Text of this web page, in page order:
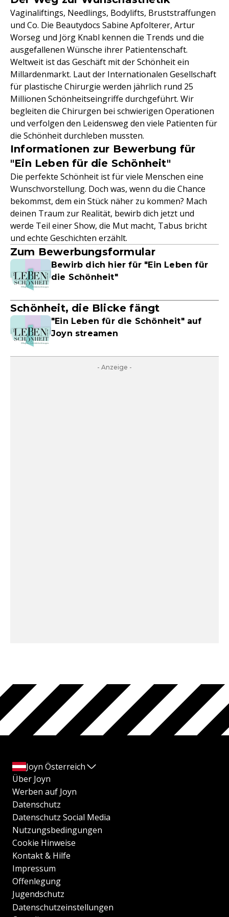
Vaginaliftings, Needlings, Bodylifts, Bruststraffungen
und Co. Die Beautydocs Sabine Apfolterer, Artur
Worseg und Jörg Knabl kennen die Trends und die
ausgefallenen Wünsche ihrer Patientenschaft.
Weltweit ist das Geschäft mit der Schönheit ein
Millardenmarkt. Laut der Internationalen Gesellschaft
für plastische Chirurgie werden jährlich rund 25
Millionen Schönheitseingriffe durchgeführt. Wir
begleiten die Chirurgen bei schwierigen Operationen
und verfolgen den Leidensweg den viele Patienten für
die Schönheit durchleben mussten.
Informationen zur Bewerbung für
"Ein Leben für die Schönheit"
Die perfekte Schönheit ist für viele Menschen eine
Wunschvorstellung. Doch was, wenn du die Chance
bekommst, dem ein Stück näher zu kommen? Mach
deinen Traum zur Realität, bewirb dich jetzt und
werde Teil einer Show, die Mut macht, Tabus bricht
und echte Geschichten erzählt.
Zum Bewerbungsformular
Bewirb dich hier für "Ein Leben für
die Schönheit"
Schönheit, die Blicke fängt
"Ein Leben für die Schönheit" auf
Joyn streamen
- Anzeige -
Joyn Österreich
Über Joyn
Werben auf Joyn
Datenschutz
Datenschutz Social Media
Nutzungsbedingungen
Cookie Hinweise
Kontakt & Hilfe
Impressum
Offenlegung
Jugendschutz
Datenschutzeinstellungen